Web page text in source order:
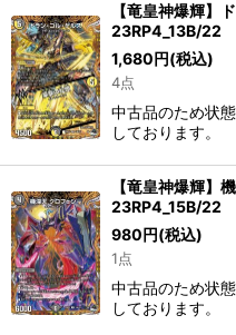
【竜皇神爆輝】
23RP4_13B/22
1,680円(税込)
4点
中古品のため状
しております。
【竜皇神爆輝】
23RP4_15B/22
980円(税込)
1点
中古品のため状
しております。